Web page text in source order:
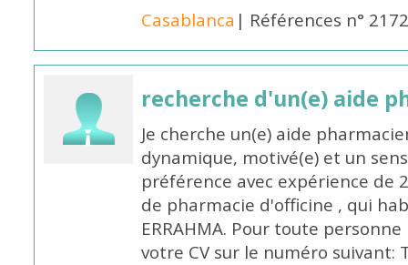
Casablanca | Références n°
recherche d'un(e) aide
Je cherche un(e) aide
dynamique, motivé(e) et un
préférence avec expérience de
de pharmacie d'officine , qui
ERRAHMA. Pour toute
votre CV sur le numéro suivant: